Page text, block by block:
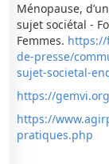
Ménopause,
sujet sociétal -
Femmes. https://
de-presse/
sujet-societal-
https://
https://
pratiques.php